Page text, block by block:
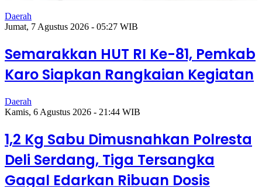
Daerah
Jumat, 7 Agustus 2026 - 05:27 WIB
Semarakkan HUT RI Ke-81, Pemkab
Karo Siapkan Rangkaian Kegiatan
Daerah
Kamis, 6 Agustus 2026 - 21:44 WIB
1,2 Kg Sabu Dimusnahkan Polresta
Deli Serdang, Tiga Tersangka
Gagal Edarkan Ribuan Dosis